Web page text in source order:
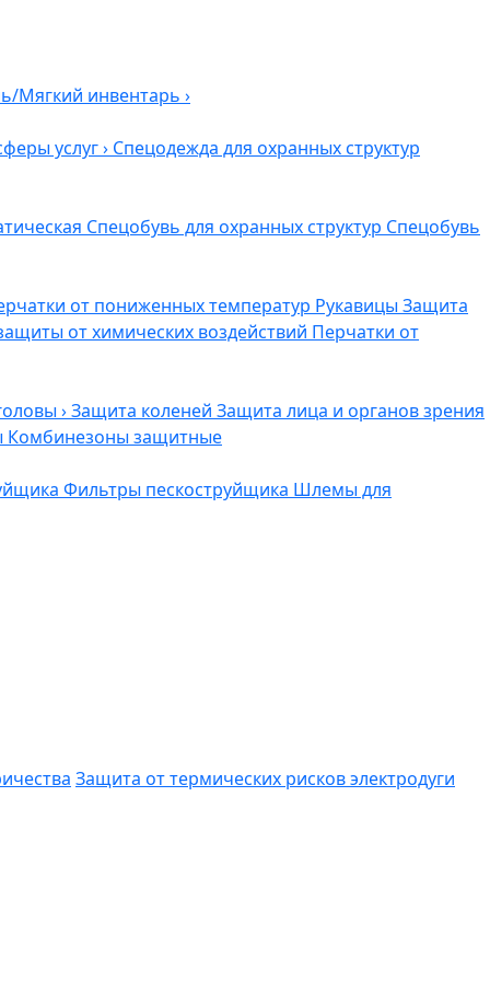
Мягкий инвентарь ›
услуг› Спецодежда для охранных структур
Спецобувь для охранных структур Спецобувь
от пониженных температур Рукавицы Защита
от химических воздействий Перчатки от
›Защита коленей Защита лица и органов зрения
Комбинезоны защитные
Фильтры пескоструйщика Шлемы для
Защита от термических рисков электродуги